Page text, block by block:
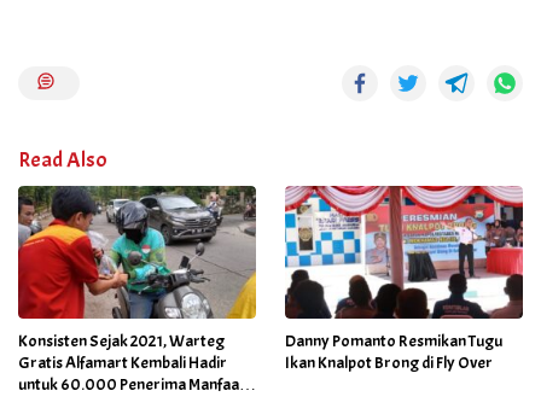
Read Also
Konsisten Sejak 2021, Warteg
Gratis Alfamart Kembali Hadir
untuk 60.000 Penerima Manfaat
Danny Pomanto Resmikan Tugu
Ikan Knalpot Brong di Fly Over